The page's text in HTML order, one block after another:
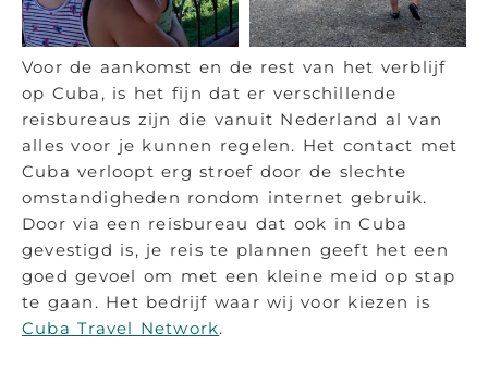
Voor de aankomst en de rest van het verblijf
op Cuba, is het fijn dat er verschillende
reisbureaus zijn die vanuit Nederland al van
alles voor je kunnen regelen. Het contact met
Cuba verloopt erg stroef door de slechte
omstandigheden rondom internet gebruik.
Door via een reisbureau dat ook in Cuba
gevestigd is, je reis te plannen geeft het een
goed gevoel om met een kleine meid op stap
te gaan. Het bedrijf waar wij voor kiezen is
Cuba Travel Network.